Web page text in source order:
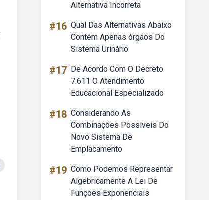
Alternativa Incorreta
#16 Qual Das Alternativas Abaixo
Contém Apenas órgãos Do
Sistema Urinário
#17 De Acordo Com O Decreto
7.611 O Atendimento
Educacional Especializado
#18 Considerando As
Combinações Possíveis Do
Novo Sistema De
Emplacamento
#19 Como Podemos Representar
Algebricamente A Lei De
Funções Exponenciais